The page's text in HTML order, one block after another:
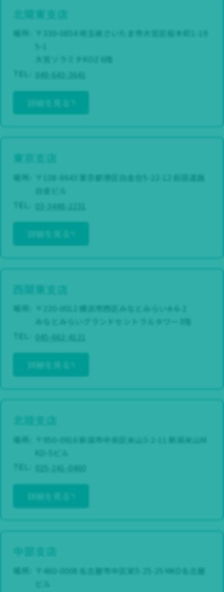
北関東支店
〒330-0854 埼玉県さいたま市大宮区桜木町1-19
大宮ソラミチKOZ 6階
詳細を見る
東京支店
〒108-8643 東京都港区白金台5-22-12 前田道路
03-3448-2231
詳細を見る
西関東支店
〒220-0012 横浜市西区みなとみらい4-6-2
詳細を見る
北陸支店
場所:
〒950-0916 新潟市中央区米山3-2-11 新潟米山M
KD-5ビル
詳細を見る
中部支店
〒460-0008 名古屋市中区栄5-25-25 MKD名古屋